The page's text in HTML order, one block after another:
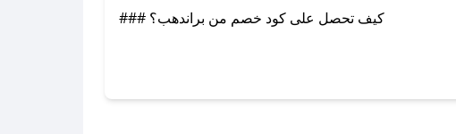
### كيف تحصل على كود خصم من براندهب؟
معنا عبر تويتر أو البريد الإلكتروني لإضافته بسرعة.